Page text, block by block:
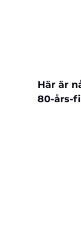
Här är
80-års-